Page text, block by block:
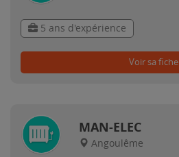
5 ans d'expérience
Voir sa fiche
MAN-ELEC
Angoulême